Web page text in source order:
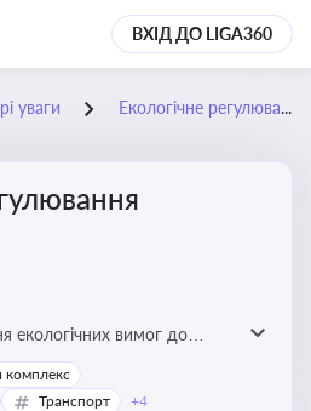
ВХІД ДО LIGA360
уваги Екологічне регулювання
екологічних вимог до
перевірками,
з
комплекс
Транспорт +4